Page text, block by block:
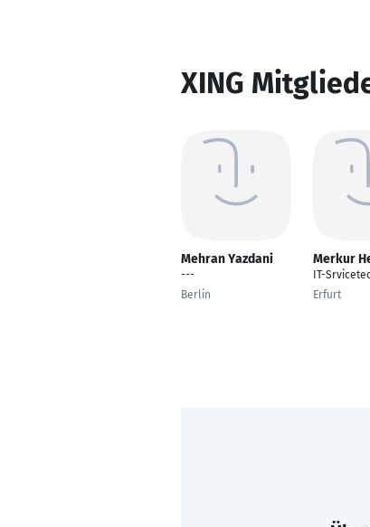
XING
Mehran Yazdani
---
Berlin
Merkur
IT-
Erfurt